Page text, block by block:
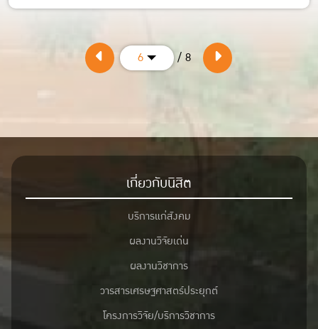
6 / 8
เกี่ยวกับนิสิต
บริการแก่สังคม
ผลงานวิจัยเด่น
ผลงานวิชาการ
วารสารเศรษฐศาสตร์ประยุกต์
โครงการวิจัย/บริการวิชาการ